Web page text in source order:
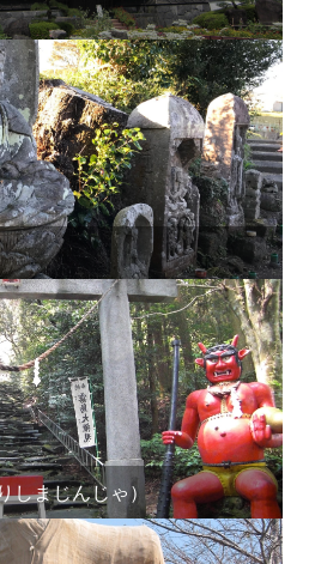
しまじんじゃ）